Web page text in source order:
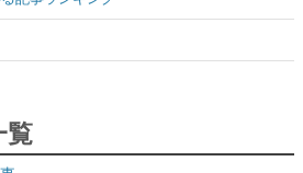
覧
れた、電ファミ渾身の“殿堂入り”記事をまとめま